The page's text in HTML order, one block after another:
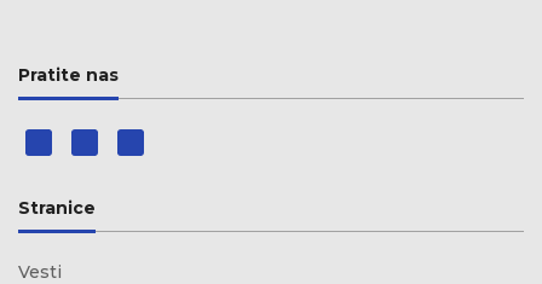
Pratite nas
Stranice
Vesti